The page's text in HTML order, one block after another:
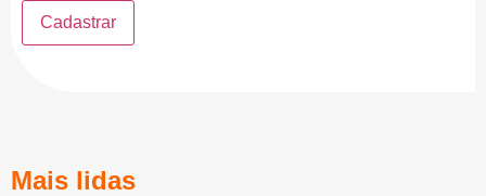
Mais lidas